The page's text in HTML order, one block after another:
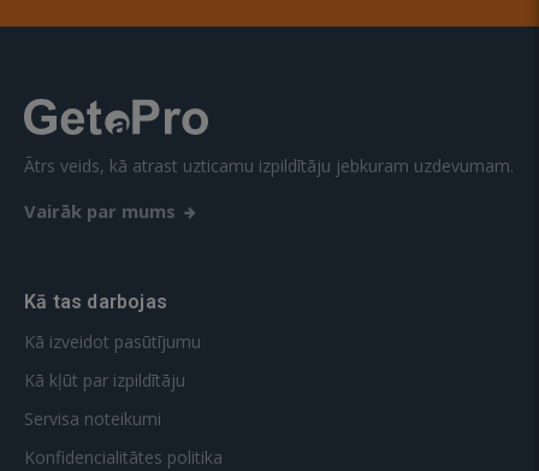
Ātrs veids, kā atrast uzticamu izpildītāju jebkuram uzdevumam.
Vairāk par mums
Kā tas darbojas
Kā izveidot pasūtījumu
Kā kļūt par izpildītāju
Servisa noteikumi
Konfidencialitātes politika